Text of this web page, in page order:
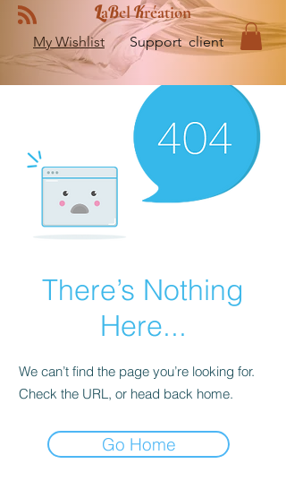
LaBelKréation
My Wishlist Support client
There’s Nothing
Here...
We can’t find the page you’re looking for.
Check the URL, or head back home.
Go Home